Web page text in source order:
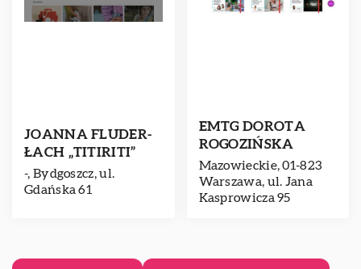
JOANNA FLUDER-
ŁACH „TITIRITI”
-, Bydgoszcz, ul.
Gdańska 61
EMTG DOROTA
ROGOZIŃSKA
Mazowieckie, 01-823
Warszawa, ul. Jana
Kasprowicza 95